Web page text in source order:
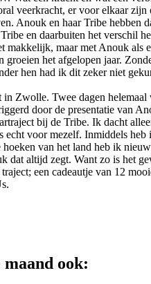
veerkracht, er voor elkaar
Anouk en haar Tribe hebben
en daarbuiten het
makkelijk, maar met Anouk
groeien het afgelopen jaar.
hen had ik dit zeker niet
Zwolle. Twee dagen
door de presentatie van
bij de Tribe. Ik dacht
voor mezelf. Inmiddels
van het land heb ik
dat altijd zegt. Want zo is
een cadeautje van 12
ook: